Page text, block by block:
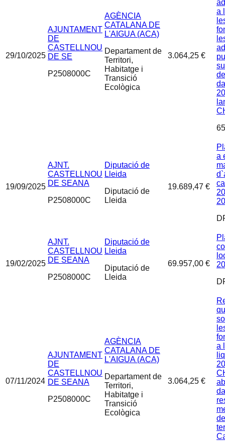
29/10/2025
AJUNTAMENT
DE
CASTELLNOU
DE SE
P2508000C
AGÈNCIA
CATALANA DE
L'AIGUA (ACA)
Departament de
Territori,
Habitatge i
Transició
Ecològica
3.064,25 €
a
19/09/2025
AJNT.
CASTELLNOU
DE SEANA
P2508000C
Diputació de
Lleida
Diputació de
Lleida
19.689,47 €
a
19/02/2025
AJNT.
CASTELLNOU
DE SEANA
P2508000C
Diputació de
Lleida
Diputació de
Lleida
69.957,00 €
07/11/2024
AJUNTAMENT
DE
CASTELLNOU
DE SEANA
P2508000C
AGÈNCIA
CATALANA DE
L'AIGUA (ACA)
Departament de
Territori,
Habitatge i
Transició
Ecològica
3.064,25 €
a